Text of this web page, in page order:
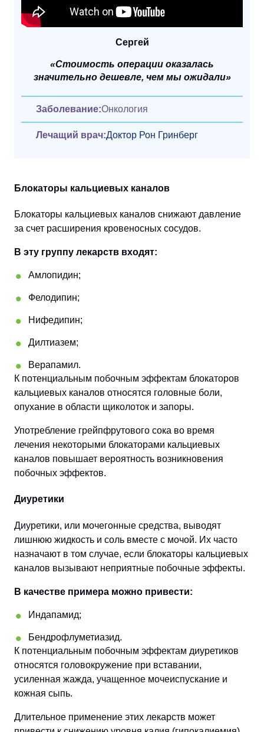
Сергей
«Стоимость операции оказалась
значительно дешевле, чем мы ожидали»
Заболевание:Онкология
Лечащий врач:Доктор Рон Гринберг
Блокаторы кальциевых каналов
Блокаторы кальциевых каналов снижают давление
за счет расширения кровеносных сосудов.
В эту группу лекарств входят:
Амлопидин;
Фелодипин;
Нифедипин;
Дилтиазем;
Верапамил.
К потенциальным побочным эффектам блокаторов
кальциевых каналов относятся головные боли,
опухание в области щиколоток и запоры.
Употребление грейпфрутового сока во время
лечения некоторыми блокаторами кальциевых
каналов повышает вероятность возникновения
побочных эффектов.
Диуретики
Диуретики, или мочегонные средства, выводят
лишнюю жидкость и соль вместе с мочой. Их часто
назначают в том случае, если блокаторы кальциевых
каналов вызывают неприятные побочные эффекты.
В качестве примера можно привести:
Индапамид;
Бендрофлуметиазид.
К потенциальным побочным эффектам диуретиков
относятся головокружение при вставании,
усиленная жажда, учащенное мочеиспускание и
кожная сыпь.
Длительное применение этих лекарств может